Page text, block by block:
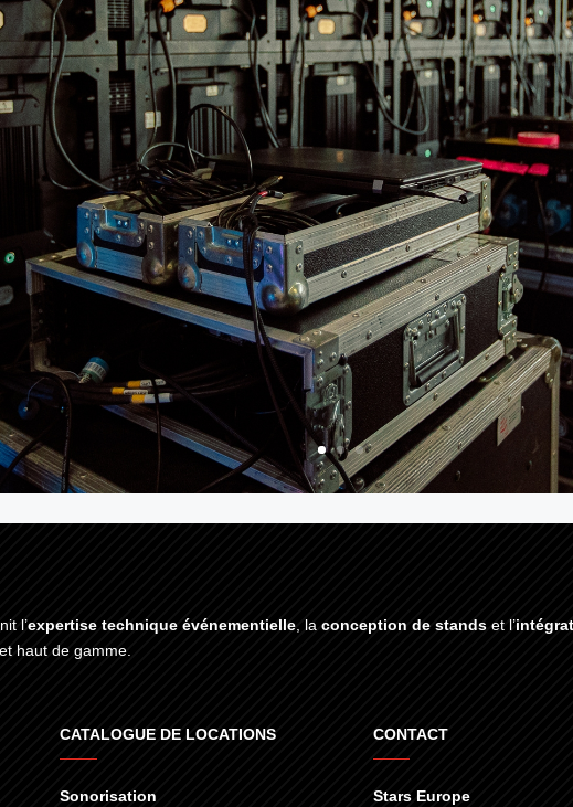
l’expertise technique événementielle , laconception de stands et l’
haut de gamme.
CATALOGUE DE LOCATIONS
Sonorisation
CONTACT
Stars Europe